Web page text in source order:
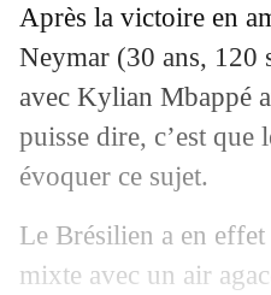
Après la victoire en
Neymar (30 ans, 120
avec Kylian Mbappé
puisse dire, c’est que
évoquer ce sujet.
Le Brésilien a en
mixte avec un air
24/09 Man Utd :
24/09 Barça:
24/09 CdM 2022
24/09 Allemagne: